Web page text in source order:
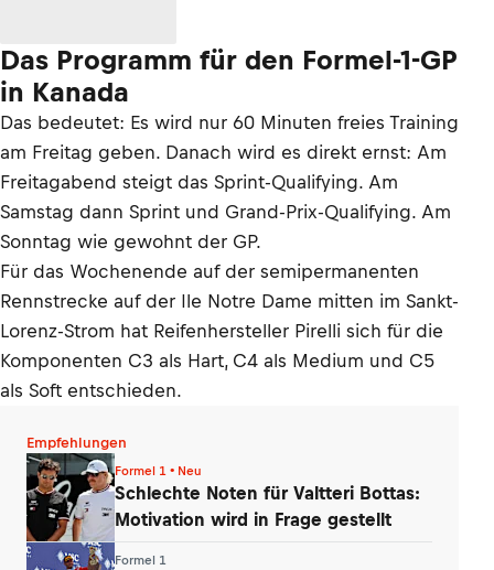
Das Programm für den Formel-1-GP
in Kanada
Das bedeutet: Es wird nur 60 Minuten freies Training
am Freitag geben. Danach wird es direkt ernst: Am
Freitagabend steigt das Sprint-Qualifying. Am
Samstag dann Sprint und Grand-Prix-Qualifying. Am
Sonntag wie gewohnt der GP.
Für das Wochenende auf der semipermanenten
Rennstrecke auf der Ile Notre Dame mitten im Sankt-
Lorenz-Strom hat Reifenhersteller Pirelli sich für die
Komponenten C3 als Hart, C4 als Medium und C5
als Soft entschieden.
Empfehlungen
Formel 1 • Neu
Schlechte Noten für Valtteri Bottas:
Motivation wird in Frage gestellt
Formel 1